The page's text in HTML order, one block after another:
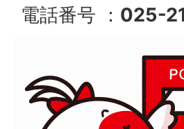
電話番号 ： 025-